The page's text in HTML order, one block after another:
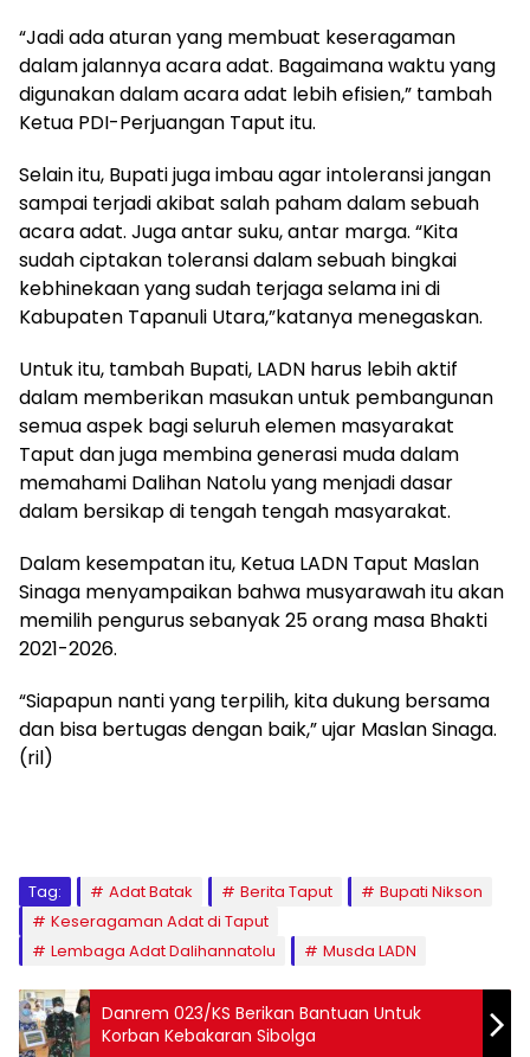
“Jadi ada aturan yang membuat keseragaman
dalam jalannya acara adat. Bagaimana waktu yang
digunakan dalam acara adat lebih efisien,” tambah
Ketua PDI-Perjuangan Taput itu.
Selain itu, Bupati juga imbau agar intoleransi jangan
sampai terjadi akibat salah paham dalam sebuah
acara adat. Juga antar suku, antar marga. “Kita
sudah ciptakan toleransi dalam sebuah bingkai
kebhinekaan yang sudah terjaga selama ini di
Kabupaten Tapanuli Utara,”katanya menegaskan.
Untuk itu, tambah Bupati, LADN harus lebih aktif
dalam memberikan masukan untuk pembangunan
semua aspek bagi seluruh elemen masyarakat
Taput dan juga membina generasi muda dalam
memahami Dalihan Natolu yang menjadi dasar
dalam bersikap di tengah tengah masyarakat.
Dalam kesempatan itu, Ketua LADN Taput Maslan
Sinaga menyampaikan bahwa musyarawah itu akan
memilih pengurus sebanyak 25 orang masa Bhakti
2021-2026.
“Siapapun nanti yang terpilih, kita dukung bersama
dan bisa bertugas dengan baik,” ujar Maslan Sinaga.
(ril)
Tag: Adat Batak Berita Taput
Bupati Nikson
Keseragaman Adat di Taput
Lembaga Adat Dalihannatolu
Musda LADN
Danrem 023/KS Berikan Bantuan Untuk
Korban Kebakaran Sibolga